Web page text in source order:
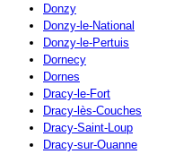
Donzy
Donzy-le-National
Donzy-le-Pertuis
Dornecy
Dornes
Dracy-le-Fort
Dracy-lès-Couches
Dracy-Saint-Loup
Dracy-sur-Ouanne